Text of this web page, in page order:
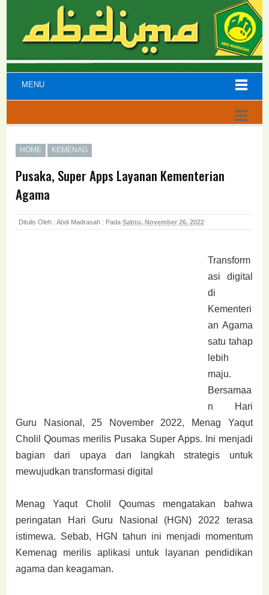
MENU
HOME KEMENAG
Pusaka, Super Apps Layanan Kementerian
Agama
Ditulis Oleh : Abdi Madrasah : PadaSabtu, November 26, 2022
Transform
asi digital
di
Kementeri
an Agama
satu tahap
lebih
maju.
Bersamaa
n Hari
Guru Nasional, 25 November 2022, Menag Yaqut
Cholil Qoumas merilis Pusaka Super Apps. Ini menjadi
bagian dari upaya dan langkah strategis untuk
mewujudkan transformasi digital
Menag Yaqut Cholil Qoumas mengatakan bahwa
peringatan Hari Guru Nasional (HGN) 2022 terasa
istimewa. Sebab, HGN tahun ini menjadi momentum
Kemenag merilis aplikasi untuk layanan pendidikan
agama dan keagaman.